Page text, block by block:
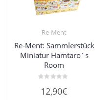
Re-Ment
Re-Ment: Sammlerstück
Miniatur Hamtaro´s
Room
mit
12,90€